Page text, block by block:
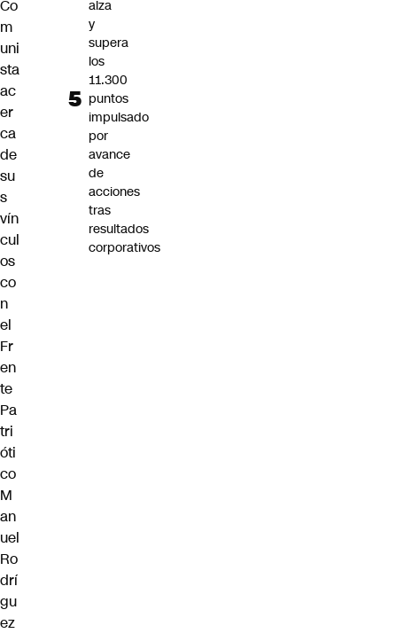
Co
m
uni
sta
ac
er
ca
de
su
s
vín
cul
os
co
n
el
Fr
en
te
Pa
tri
óti
co
M
an
uel
Ro
drí
gu
ez
alza
y
supera
los
11.300
puntos
impulsado
por
avance
de
acciones
tras
resultados
corporativos